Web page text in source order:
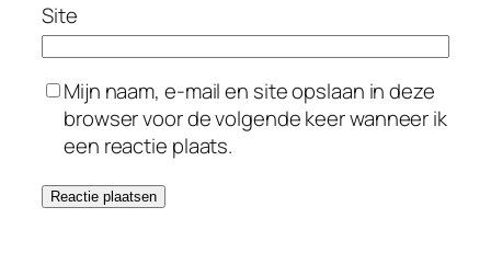
Site
Mijn naam, e-mail en site opslaan in deze
browser voor de volgende keer wanneer ik
een reactie plaats.